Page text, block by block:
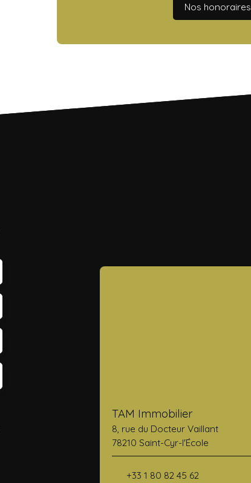
Nos honoraires
TAM Immobilier
8, rue du Docteur Vaillant
78210 Saint-Cyr-l'École
+33 1 80 82 45 62